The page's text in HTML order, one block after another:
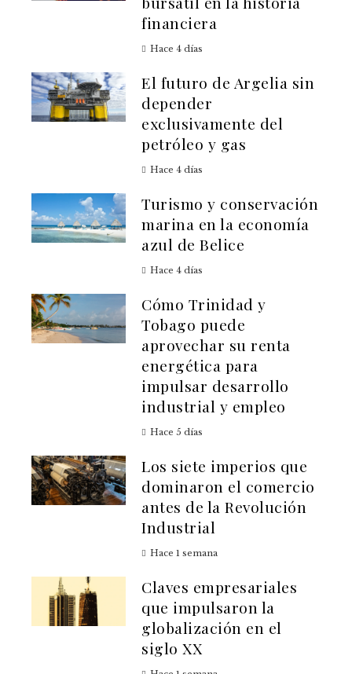
financiera
Hace 4 días
El futuro de Argelia sin
depender
exclusivamente del
petróleo y gas
Hace 4 días
Turismo y conservación
marina en la economía
azul de Belice
Hace 4 días
Cómo Trinidad y
Tobago puede
aprovechar su renta
energética para
impulsar desarrollo
industrial y empleo
Hace 5 días
Los siete imperios que
dominaron el comercio
antes de la Revolución
Industrial
Hace 1 semana
Claves empresariales
que impulsaron la
globalización en el
siglo XX